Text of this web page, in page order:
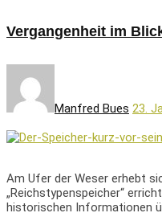
Vergangenheit im
Manfred Bues 23.
Am Ufer der Weser erhebt
„Reichstypenspeicher“
historischen Informationen